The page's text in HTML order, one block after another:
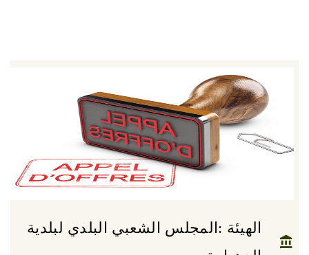
الهيئة :المجلس الشعبي البلدي لبلدية